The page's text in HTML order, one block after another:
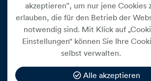
Datenschutz
Impressum
Widerrufsbelehrung
Medienfreiheitsgesetz
Barrierefreiheitserklärung
akzeptieren", um nur jene Cookies
erlauben, die für den Betrieb der
notwendig sind. Mit Klick auf
Einstellungen“ können Sie Ihre
selbst verwalten.
Alle akzeptieren